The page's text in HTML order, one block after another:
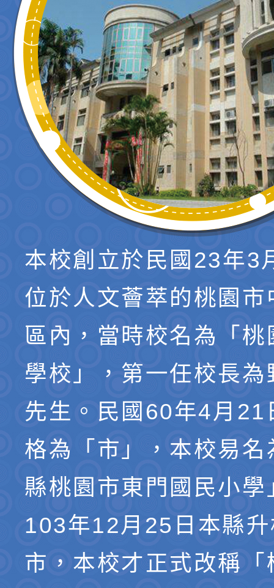
本校創立於民國23年3
位於人文薈萃的桃園市
區內，當時校名為「桃
學校」，第一任校長為
先生。民國60年4月21
格為「市」，本校易名
縣桃園市東門國民小學
103年12月25日本縣
市，本校才正式改稱「